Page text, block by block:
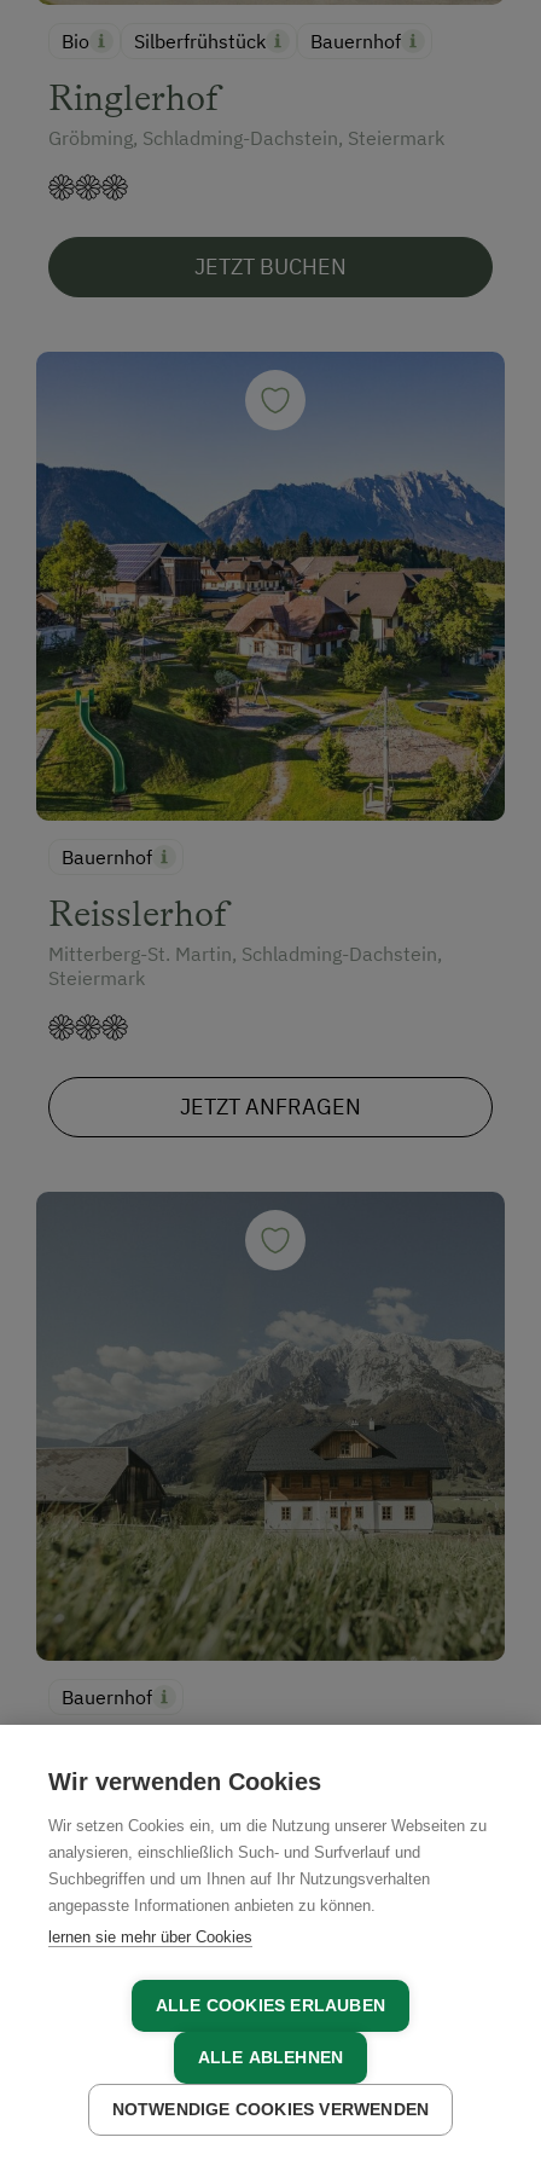
Bio Silberfrühstück Bauernhof
Ringlerhof
Gröbming, Schladming-Dachstein, Steiermark
JETZT BUCHEN
Bauernhof
Reisslerhof
Mitterberg-St. Martin, Schladming-Dachstein,
Steiermark
JETZT ANFRAGEN
Bauernhof
Irdning-Donnersbachtal, Schladming-Dachstein,
Steiermark
JETZT BUCHEN
Unsere Partner in der Region
JETZT ANFRAGEN
Wir verwenden Cookies
Wir setzen Cookies ein, um die Nutzung unserer Webseiten zu
analysieren, einschließlich Such- und Surfverlauf und
Suchbegriffen und um Ihnen auf Ihr Nutzungsverhalten
angepasste Informationen anbieten zu können.
lernen sie mehr über Cookies
ALLE COOKIES ERLAUBEN
ALLE ABLEHNEN
NOTWENDIGE COOKIES VERWENDEN